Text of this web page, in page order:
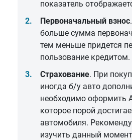
показатель
Первоначальный взнос
больше сумма
тем меньше придется
пользование кредитом.
Страхование. При
иногда б/у авто
необходимо оформить
которое порой
автомобиля.
изучить данный